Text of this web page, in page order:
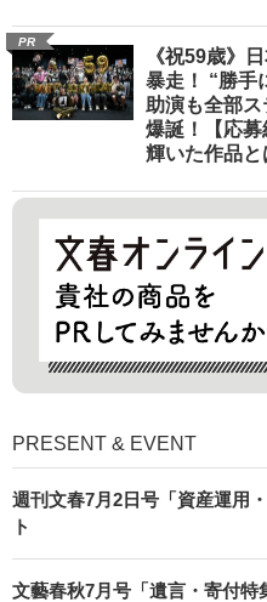
PR
《祝59歳》
暴走！ “勝手
助演も全部ス
爆誕！【応
輝いた作品と
PRESENT & EVENT
週刊文春7月2日号「資産運用
ト
文藝春秋7月号「遺言・寄付特